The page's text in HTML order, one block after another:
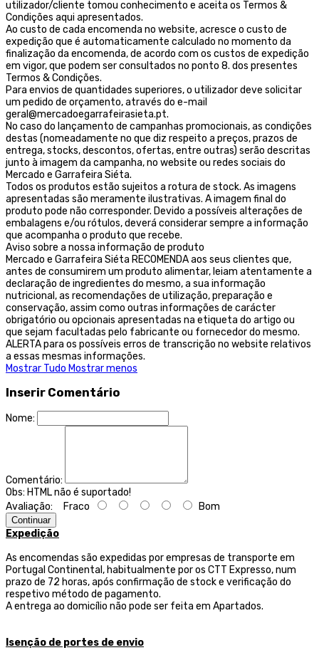
utilizador/cliente tomou conhecimento e aceita os Termos &
Condições aqui apresentados.
Ao custo de cada encomenda no website, acresce o custo de
expedição que é automaticamente calculado no momento da
finalização da encomenda, de acordo com os custos de expedição
em vigor, que podem ser consultados no ponto 8. dos presentes
Termos & Condições.
Para envios de quantidades superiores, o utilizador deve solicitar
um pedido de orçamento, através do e-mail
geral@mercadoegarrafeirasieta.pt.
No caso do lançamento de campanhas promocionais, as condições
destas (nomeadamente no que diz respeito a preços, prazos de
entrega, stocks, descontos, ofertas, entre outras) serão descritas
junto à imagem da campanha, no website ou redes sociais do
Mercado e Garrafeira Siéta.
Todos os produtos estão sujeitos a rotura de stock. As imagens
apresentadas são meramente ilustrativas. A imagem final do
produto pode não corresponder. Devido a possíveis alterações de
embalagens e/ou rótulos, deverá considerar sempre a informação
que acompanha o produto que recebe.
Aviso sobre a nossa informação de produto
Mercado e Garrafeira Siéta RECOMENDA aos seus clientes que,
antes de consumirem um produto alimentar, leiam atentamente a
declaração de ingredientes do mesmo, a sua informação
nutricional, as recomendações de utilização, preparação e
conservação, assim como outras informações de carácter
obrigatório ou opcionais apresentadas na etiqueta do artigo ou
que sejam facultadas pelo fabricante ou fornecedor do mesmo.
ALERTA para os possíveis erros de transcrição no website relativos
a essas mesmas informações.
Mostrar Tudo Mostrar menos
Inserir Comentário
Nome:
Comentário:
Obs: HTML não é suportado!
Avaliação: Fraco Bom
Continuar
Expedição
As encomendas são expedidas por empresas de transporte em
Portugal Continental, habitualmente por os CTT Expresso,num
prazo de 72 horas, após confirmação de stock e verificação do
respetivo método de pagamento.
A entrega ao domicílio não pode ser feita em Apartados.
Isenção de portes de envio